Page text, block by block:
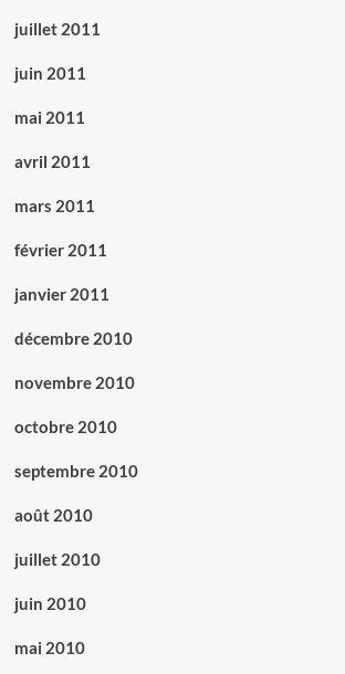
juillet 2011
juin 2011
mai 2011
avril 2011
mars 2011
février 2011
janvier 2011
décembre 2010
novembre 2010
octobre 2010
septembre 2010
août 2010
juillet 2010
juin 2010
mai 2010